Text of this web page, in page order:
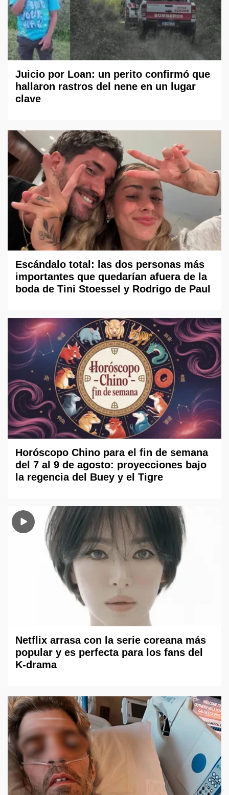
Juicio por Loan: un perito confirmó que
hallaron rastros del nene en un lugar
clave
Escándalo total: las dos personas más
importantes que quedarían afuera de la
boda de Tini Stoessel y Rodrigo de Paul
Horóscopo Chino para el fin de semana
del 7 al 9 de agosto: proyecciones bajo
la regencia del Buey y el Tigre
Netflix arrasa con la serie coreana más
popular y es perfecta para los fans del
K-drama